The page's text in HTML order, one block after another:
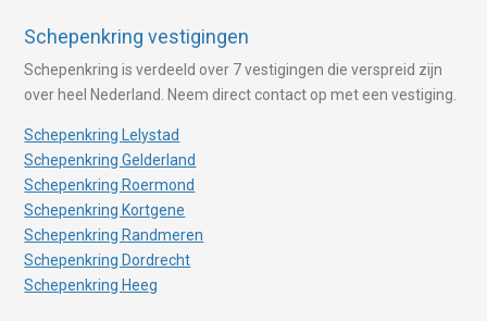
Schepenkring vestigingen
Schepenkring is verdeeld over 7 vestigingen die verspreid zijn
over heel Nederland. Neem direct contact op met een vestiging.
Schepenkring Lelystad
Schepenkring Gelderland
Schepenkring Roermond
Schepenkring Kortgene
Schepenkring Randmeren
Schepenkring Dordrecht
Schepenkring Heeg